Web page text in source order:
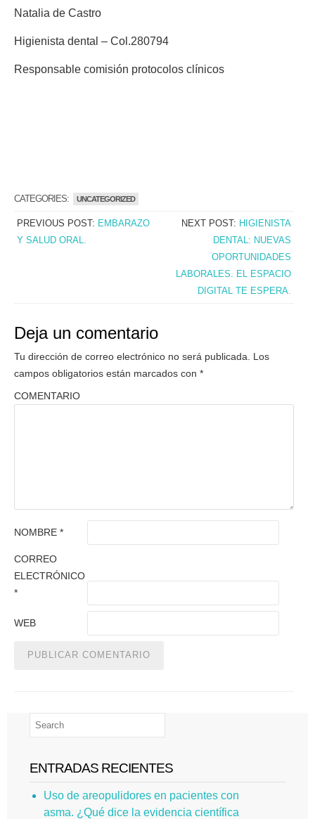
Natalia de Castro
Higienista dental – Col.280794
Responsable comisión protocolos clínicos
CATEGORIES: UNCATEGORIZED
PREVIOUS POST: EMBARAZO
Y SALUD ORAL.
NEXT POST: HIGIENISTA
DENTAL: NUEVAS
OPORTUNIDADES
LABORALES. EL ESPACIO
DIGITAL TE ESPERA.
Deja un comentario
Tu dirección de correo electrónico no será publicada.
Los
campos obligatorios están marcados con *
COMENTARIO
NOMBRE *
CORREO
ELECTRÓNICO
*
WEB
ENTRADAS RECIENTES
Uso de areopulidores en pacientes con
asma. ¿Qué dice la evidencia científica